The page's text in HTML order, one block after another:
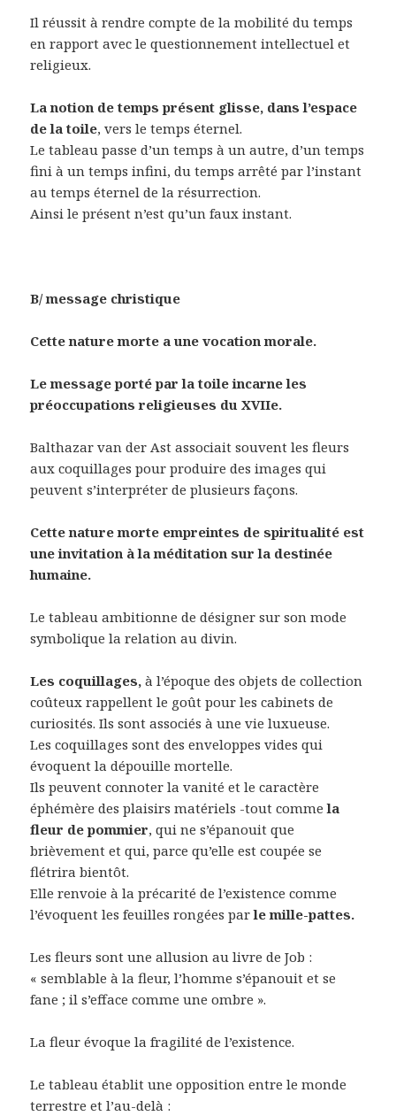
Il réussit à rendre compte de la mobilité du temps
en rapport avec le questionnement intellectuel et
religieux.
La notion de temps présent glisse, dans l’espace
de la toile, vers le temps éternel.
Le tableau passe d’un temps à un autre, d’un temps
fini à un temps infini, du temps arrêté par l’instant
au temps éternel de la résurrection.
Ainsi le présent n’est qu’un faux instant.
B/ message christique
Cette nature morte a une vocation morale.
Le message porté par la toile incarne les
préoccupations religieuses du XVIIe.
Balthazar van der Ast associait souvent les fleurs
aux coquillages pour produire des images qui
peuvent s’interpréter de plusieurs façons.
Cette nature morte empreintes de spiritualité est
une invitation à la méditation sur la destinée
humaine.
Le tableau ambitionne de désigner sur son mode
symbolique la relation au divin.
Les coquillages, à l’époque des objets de collection
coûteux rappellent le goût pour les cabinets de
curiosités. Ils sont associés à une vie luxueuse.
Les coquillages sont des enveloppes vides qui
évoquent la dépouille mortelle.
Ils peuvent connoter la vanité et le caractère
éphémère des plaisirs matériels -tout commela
fleur de pommier, qui ne s’épanouit que
brièvement et qui, parce qu’elle est coupée se
flétrira bientôt.
Elle renvoie à la précarité de l’existence comme
l’évoquent les feuilles rongées parle mille-pattes.
Les fleurs sont une allusion au livre de Job :
« semblable à la fleur, l’homme s’épanouit et se
fane ; il s’efface comme une ombre ».
La fleur évoque la fragilité de l’existence.
Le tableau établit une opposition entre le monde
terrestre et l’au-delà :